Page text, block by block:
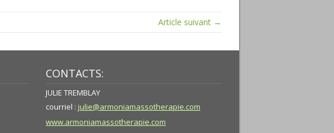
Article suivant →
CONTACTS:
JULIE TREMBLAY
courriel : julie@armoniamassotherapie.com
www.armoniamassotherapie.com